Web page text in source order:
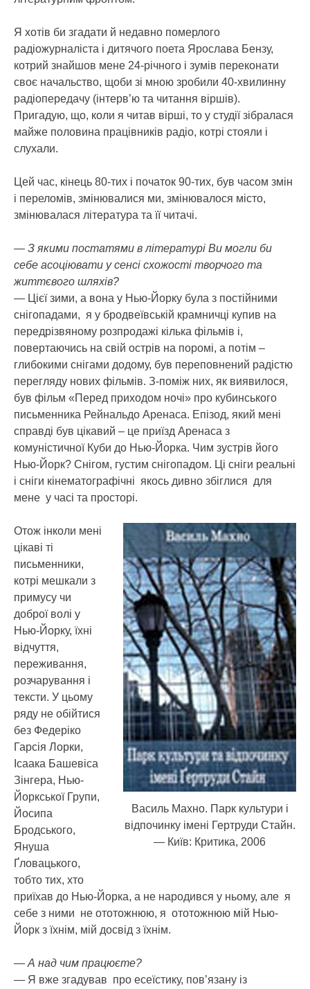
Я хотів би згадати й недавно померлого
радіожурналіста і дитячого поета Ярослава Бензу,
котрий знайшов мене 24-річного і зумів переконати
своє начальство, щоби зі мною зробили 40-хвилинну
радіопередачу (інтерв’ю та читання віршів).
Пригадую, що, коли я читав вірші, то у студії зібралася
майже половина працівників радіо, котрі стояли і
слухали.
Цей час, кінець 80-тих і початок 90-тих, був часом змін
і переломів, змінювалися ми, змінювалося місто,
змінювалася література та її читачі.
— З якими постатями в літературі Ви могли би
себе асоціювати у сенсі схожості творчого та
життєвого шляхів?
— Цієї зими, а вона у Нью-Йорку була з постійними
снігопадами, я у бродвеївській крамничці купив на
передрізвяному розпродажі кілька фільмів і,
повертаючись на свій острів на поромі, а потім –
глибокими снігами додому, був переповнений радістю
перегляду нових фільмів. З-поміж них, як виявилося,
був фільм «Перед приходом ночі» про кубинського
письменника Рейнальдо Аренаса. Епізод, який мені
справді був цікавий – це приїзд Аренаса з
комуністичної Куби до Нью-Йорка. Чим зустрів його
Нью-Йорк? Снігом, густим снігопадом. Ці сніги реальні
і сніги кінематографічні якось дивно збіглися для
мене у часі та просторі.
Василь Махно. Парк культури і
відпочинку імені Гертруди Стайн.
— Київ: Критика, 2006
Отож інколи мені
цікаві ті
письменники,
котрі мешкали з
примусу чи
доброї волі у
Нью-Йорку, їхні
відчуття,
переживання,
розчарування і
тексти. У цьому
ряду не обійтися
без Федеріко
Гарсія Лорки,
Ісаака Башевіса
Зінгера, Нью-
Йоркської Групи,
Йосипа
Бродського,
Януша
Ґловацького,
тобто тих, хто
приїхав до Нью-Йорка, а не народився у ньому, але я
себе з ними не ототожнюю, я ототожнюю мій Нью-
Йорк з їхнім, мій досвід з їхнім.
— А над чим працюєте?
— Я вже згадував про есеїстику, пов’язану із